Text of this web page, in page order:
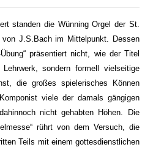
standen die Wünning Orgel der St.
J.S.Bach im Mittelpunkt. Dessen
präsentiert nicht, wie der Titel
sondern formell vielseitige
die großes spielerisches Können
viele der damals gängigen
nicht gehabten Höhen. Die
rührt von dem Versuch, die
Teils mit einem gottesdienstlichen